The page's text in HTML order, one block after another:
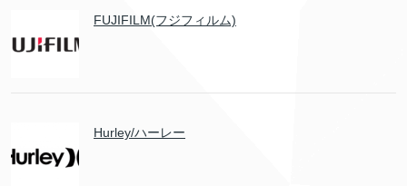
FUJIFILM(フジフィルム)
Hurley/ハーレー